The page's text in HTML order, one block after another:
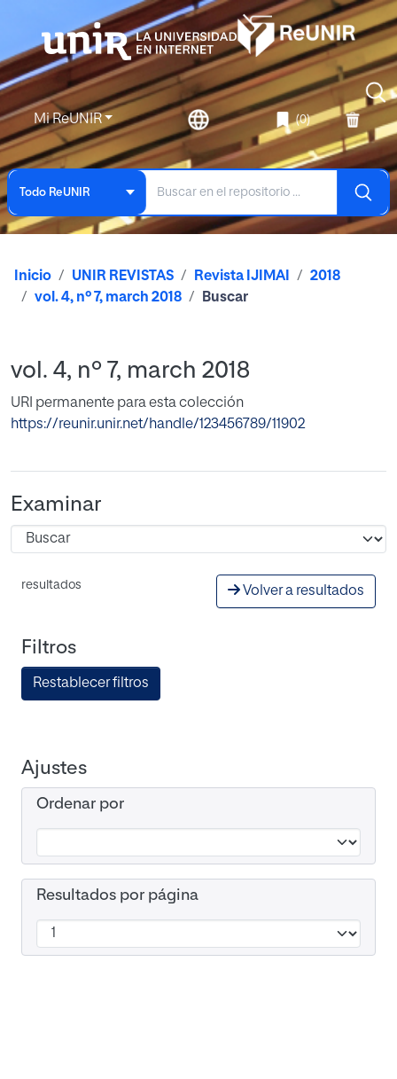
Mi ReUNIR (0)
Todo ReUNIR
Inicio UNIR REVISTAS Revista IJIMAI
2018
vol. 4, nº 7, march 2018
Buscar
vol. 4, nº 7, march 2018
URI permanente para esta colección
https://reunir.unir.net/handle/123456789/11902
Examinar
resultados Volver a resultados
Filtros
Restablecer filtros
Ajustes
Ordenar por
Resultados por página